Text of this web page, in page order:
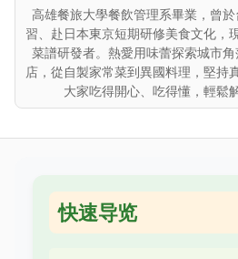
高雄餐旅大學餐飲管理系畢業，曾
習、赴日本東京短期研修美食文化，
菜譜研發者。熱愛用味蕾探索城市
店，從自製家常菜到異國料理，堅持
大家吃得開心、吃得懂，輕鬆
快速导览